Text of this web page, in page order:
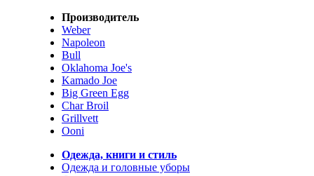
Производитель
Weber
Napoleon
Bull
Oklahoma Joe's
Kamado Joe
Big Green Egg
Char Broil
Grillvett
Ooni
Одежда, книги и стиль
Одежда и головные уборы